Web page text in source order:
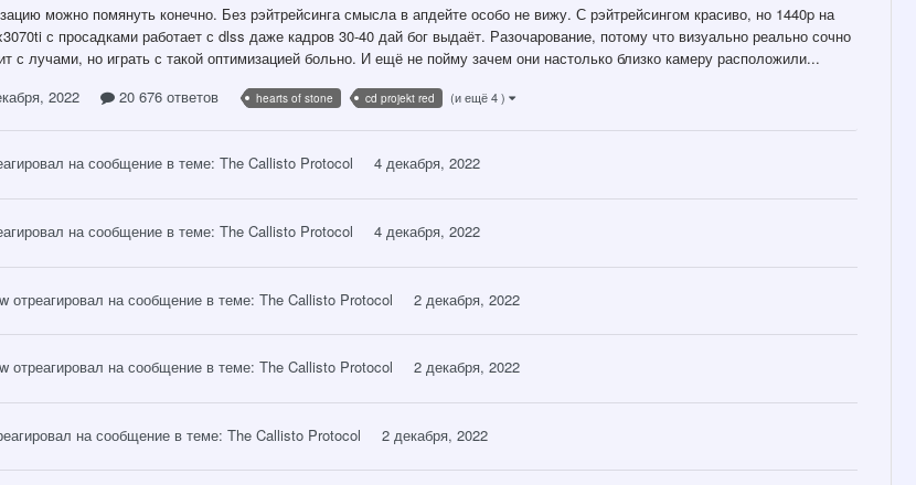
можно помянуть конечно. Без рэйтрейсинга смысла в апдейте особо не вижу. С рэйтрейсингом красиво, но 1440p на
с просадками работает с dlss даже кадров 30-40 дай бог выдаёт. Разочарование, потому что визуально реально сочно
с лучами, но играть с такой оптимизацией больно. И ещё не пойму зачем они настолько близко камеру расположили...
2022
20 676 ответов hearts of stone cd projekt red (и ещё 4 )
на сообщение в теме: The Callisto Protocol 4 декабря, 2022
на сообщение в теме: The Callisto Protocol 4 декабря, 2022
отреагировал на сообщение в теме: The Callisto Protocol 2 декабря, 2022
отреагировал на сообщение в теме: The Callisto Protocol 2 декабря, 2022
на сообщение в теме: The Callisto Protocol 2 декабря, 2022